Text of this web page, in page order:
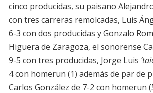
cinco producidas, su paisano
con tres carreras remolcadas, Luis
6-3 con dos producidas y Gonzalo
Higuera de Zaragoza, el sonorense
9-5 con tres producidas, Jorge Luis
4 con homerun (1) además de par de
Carlos González de 7-2 con homerun